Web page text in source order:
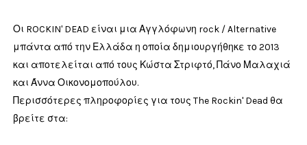
Οι ROCKIN' DEAD είναι μια Αγγλόφωνη rock / Alternative
μπάντα από την Ελλάδα η οποία δημιουργήθηκε το 2013
και αποτελείται από τους Κώστα Στριφτό, Πάνο Μαλαχιά
και Άννα Οικονομοπούλου.
Περισσότερες πληροφορίες για τους The Rockin' Dead θα
βρείτε στα: